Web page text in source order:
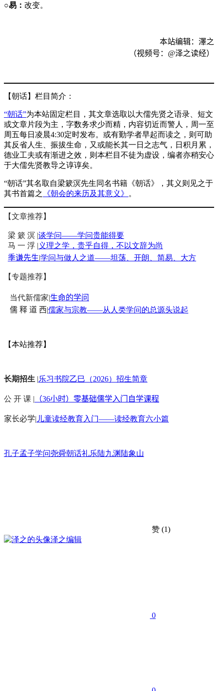
○易： 改变。
本站编辑：澤之
（视频号： @泽之读经）
【朝话】栏目简介：
“朝话”为本站固定栏目，其文章选取以大儒先贤之语录、短文
或文章片段为主，字数务求少而精，内容切近而警人，周一至
周五每日凌晨4:30定时发布。或有勤学者早起而读之，则可助
其反省人生、振拔生命，又或能长其一日之志气，日积月累，
德业工夫或有渐进之效，则本栏目不徒为虚设，编者亦稍安心
于大儒先贤教导之谆谆矣。
“朝话”其名取自梁簌溟先生同名书籍《朝话》，其义则见之于
其书首篇之
《朝会的来历及其意义》 。
【文章推荐】
梁 簌 溟 |谈学问——学问贵能得要
马 一 浮 | 义理之学，贵乎自得，不以文辞为尚
季谦先生|学问与做人之道——坦荡、开朗、简易、大方
【专题推荐】
当代新儒家|生命的学问
儒 释 道 西|儒家与宗教——从人类学问的总源头说起
【本站推荐】
长期招生 |乐习书院乙巳（2026）招生简章
公 开 课 | （36小时）零基础儒学入门自学课程
家长必学| 儿童读经教育入门——读经教育六小篇
孔子孟子学问尧舜朝话礼乐陆九渊 陆象山
赞 (1)
泽之编辑
0